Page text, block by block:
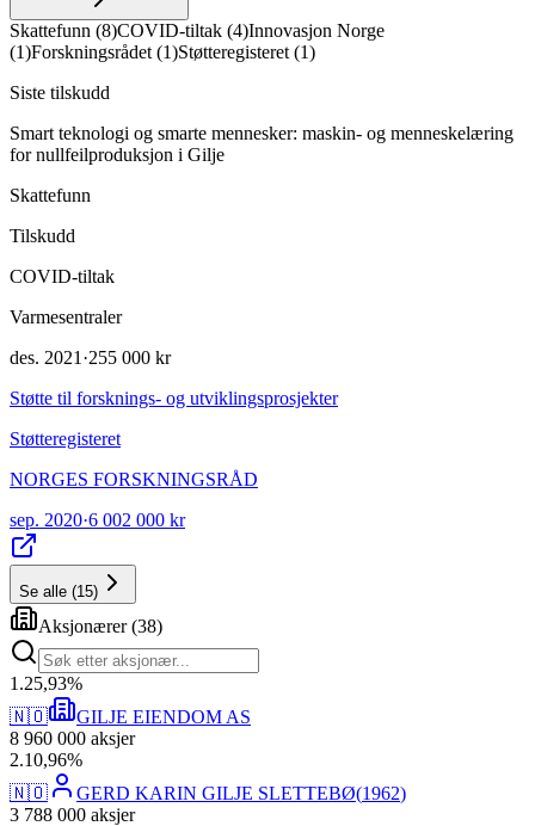
Skattefunn (8)COVID-tiltak (4)Innovasjon Norge
(1)Forskningsrådet (1)Støtteregisteret (1)
Siste tilskudd
Smart teknologi og smarte mennesker: maskin- og menneskelæring
for nullfeilproduksjon i Gilje
Skattefunn
Tilskudd
COVID-tiltak
Varmesentraler
des. 2021 ·255 000 kr
Støtte til forsknings- og utviklingsprosjekter
Støtteregisteret
NORGES FORSKNINGSRÅD
sep. 2020·6 002 000 kr
Se alle (15)
Aksjonærer(38)
1 .25,93%
🇳🇴
GILJE EIENDOM AS
8 960 000 aksjer
2.10,96%
🇳🇴
GERD KARIN GILJE SLETTEBØ(1962)
3 788 000 aksjer